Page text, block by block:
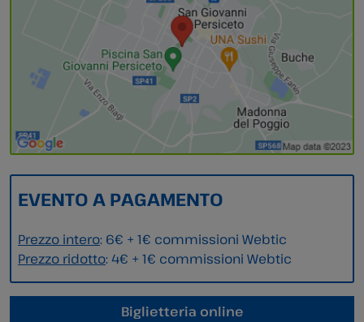
EVENTO A PAGAMENTO
Prezzo intero: 6€ + 1€ commissioni Webtic
Prezzo ridotto: 4€ + 1€ commissioni Webtic
Biglietteria online